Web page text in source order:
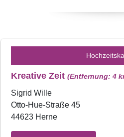
Kreative Zeit (Entfernung: 4
Sigrid Wille
Otto-Hue-Straße 45
44623 Herne